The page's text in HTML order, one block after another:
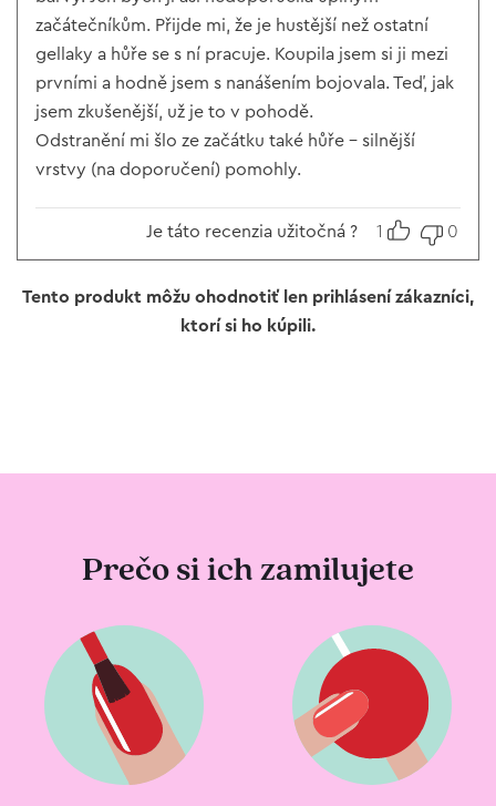
začátečníkům. Přijde mi, že je hustější než ostatní
gellaky a hůře se s ní pracuje. Koupila jsem si ji mezi
prvními a hodně jsem s nanášením bojovala. Teď, jak
jsem zkušenější, už je to v pohodě.
Odstranění mi šlo ze začátku také hůře – silnější
vrstvy (na doporučení) pomohly.
Je táto recenzia užitočná ? 1 0
Tento produkt môžu ohodnotiť len prihlásení zákazníci,
ktorí si ho kúpili.
Prečo si ich zamilujete